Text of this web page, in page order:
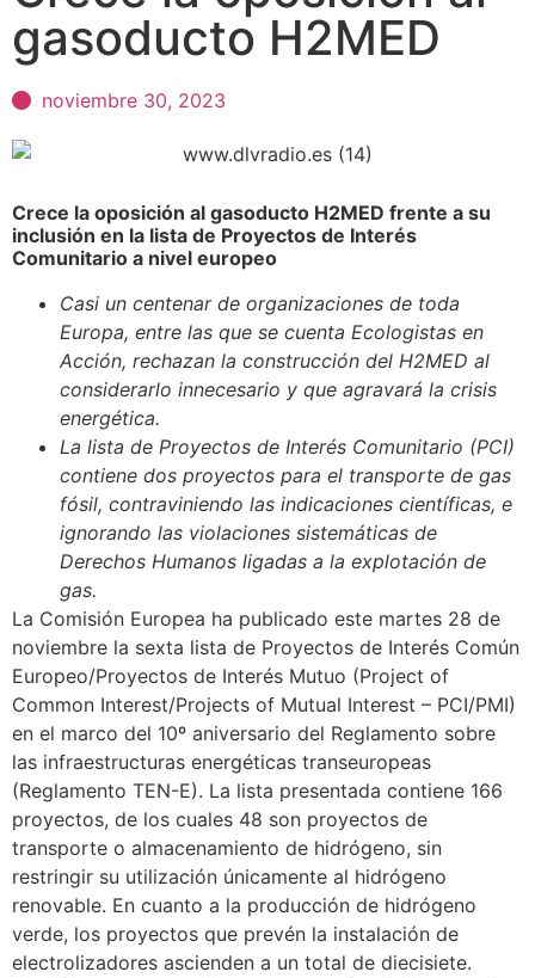
gasoducto H2MED
noviembre 30, 2023
Crece la oposición al gasoducto H2MED frente a su
inclusión en la lista de Proyectos de Interés
Comunitario a nivel europeo
Casi un centenar de organizaciones de toda
Europa, entre las que se cuenta Ecologistas en
Acción, rechazan la construcción del H2MED al
considerarlo innecesario y que agravará la crisis
energética.
La lista de Proyectos de Interés Comunitario (PCI)
contiene dos proyectos para el transporte de gas
fósil, contraviniendo las indicaciones científicas, e
ignorando las violaciones sistemáticas de
Derechos Humanos ligadas a la explotación de
gas.
La Comisión Europea ha publicado este martes 28 de
noviembre la sexta lista de Proyectos de Interés Común
Europeo/Proyectos de Interés Mutuo (Project of
Common Interest/Projects of Mutual Interest – PCI/PMI)
en el marco del 10º aniversario del Reglamento sobre
las infraestructuras energéticas transeuropeas
(Reglamento TEN-E). La lista presentada contiene 166
proyectos, de los cuales 48 son proyectos de
transporte o almacenamiento de hidrógeno, sin
restringir su utilización únicamente al hidrógeno
renovable. En cuanto a la producción de hidrógeno
verde, los proyectos que prevén la instalación de
electrolizadores ascienden a un total de diecisiete.